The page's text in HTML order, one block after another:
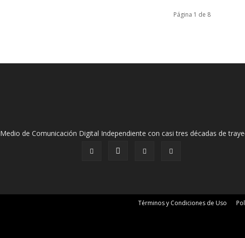
Página 1 de 8
Medio de Comunicación Digital Independiente con casi tres décadas de
Términos y Condiciones de Uso